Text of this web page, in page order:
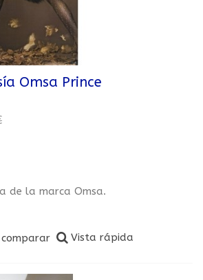
Omsa Prince
de la marca Omsa.
Vista rápida